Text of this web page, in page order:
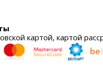
картой, картой